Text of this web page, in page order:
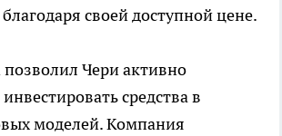
своей доступной цене.
позволил Чери активно
средства в
моделей. Компания